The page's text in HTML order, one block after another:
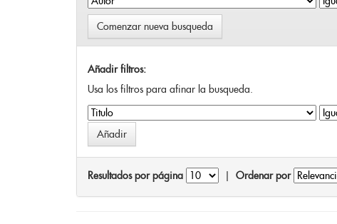
Comenzar nueva busqueda
Añadir filtros:
Usa los filtros para afinar la busqueda.
Resultados por página Ordenar por